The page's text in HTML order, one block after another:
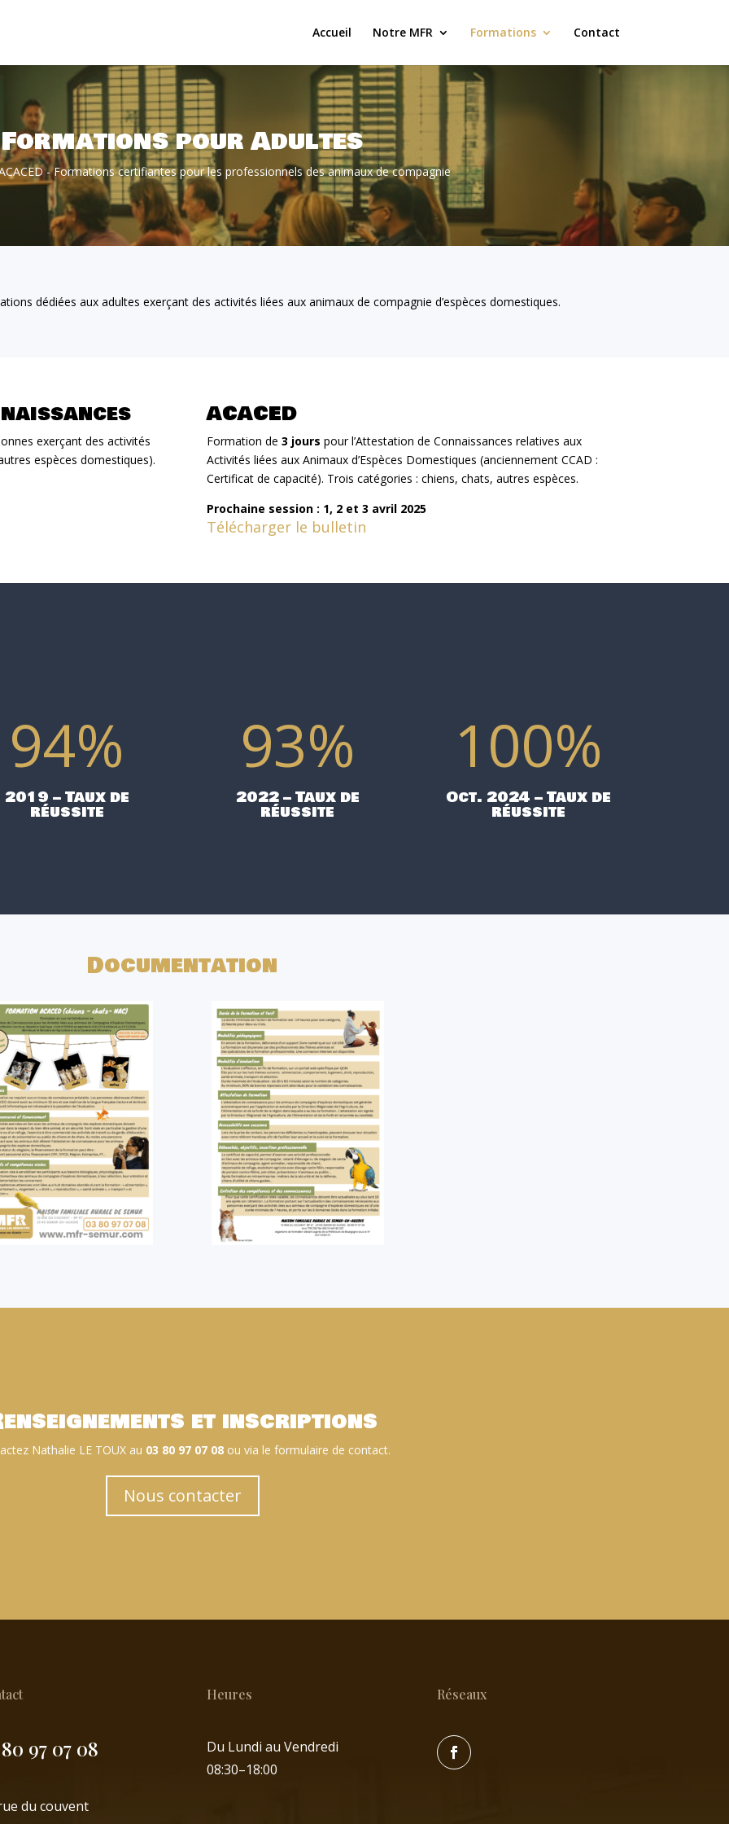
Accueil Notre MFR Formations Contact
Formations pour Adultes
- Formations certifiantes pour les professionnels des animaux de compagnie
dédiées aux adultes exerçant des activités liées aux animaux de compagnie d’espèces domestiques.
exerçant des activités
espèces domestiques).
ACACED
Formation de 3 jours pour l’Attestation de Connaissances relatives aux
Activités liées aux Animaux d’Espèces Domestiques (anciennement CCAD :
Certificat de capacité). Trois catégories : chiens, chats, autres espèces.
Prochaine session : 1, 2 et 3 avril 2025
Télécharger le bulletin
94%
2019 – Taux de
réussite
93%
2022 – Taux de
réussite
100%
Oct. 2024 – Taux de
réussite
Documentation
et inscriptions
Nathalie LE TOUX au 03 80 97 07 08ou via le formulaire de contact.
Nous contacter
97 07 08
du couvent
Heures
Du Lundi au Vendredi
08:30–18:00
Réseaux